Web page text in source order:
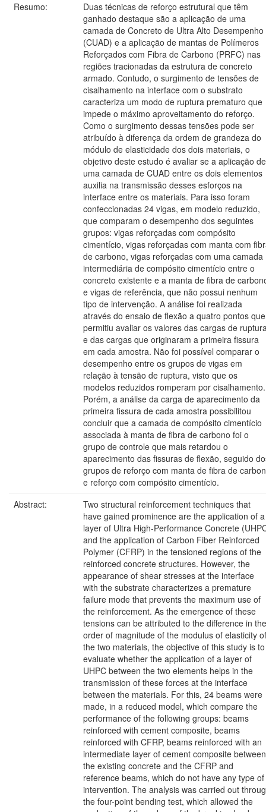
Resumo:
Duas técnicas de reforço estrutural que têm
ganhado destaque são a aplicação de uma
camada de Concreto de Ultra Alto Desempenho
(CUAD) e a aplicação de mantas de Polímeros
Reforçados com Fibra de Carbono (PRFC) nas
regiões tracionadas da estrutura de concreto
armado. Contudo, o surgimento de tensões de
cisalhamento na interface com o substrato
caracteriza um modo de ruptura prematuro que
impede o máximo aproveitamento do reforço.
Como o surgimento dessas tensões pode ser
atribuído à diferença da ordem de grandeza do
módulo de elasticidade dos dois materiais, o
objetivo deste estudo é avaliar se a aplicação de
uma camada de CUAD entre os dois elementos
auxilia na transmissão desses esforços na
interface entre os materiais. Para isso foram
confeccionadas 24 vigas, em modelo reduzido,
que comparam o desempenho dos seguintes
grupos: vigas reforçadas com compósito
cimentício, vigas reforçadas com manta com
de carbono, vigas reforçadas com uma camada
intermediária de compósito cimentício entre o
concreto existente e a manta de fibra de
e vigas de referência, que não possui nenhum
tipo de intervenção. A análise foi realizada
através do ensaio de flexão a quatro pontos que
permitiu avaliar os valores das cargas de
e das cargas que originaram a primeira fissura
em cada amostra. Não foi possível comparar o
desempenho entre os grupos de vigas em
relação à tensão de ruptura, visto que os
modelos reduzidos romperam por cisalhamento.
Porém, a análise da carga de aparecimento da
primeira fissura de cada amostra possibilitou
concluir que a camada de compósito cimentício
associada à manta de fibra de carbono foi o
grupo de controle que mais retardou o
aparecimento das fissuras de flexão, seguido
grupos de reforço com manta de fibra de
e reforço com compósito cimentício.
Abstract:
Two structural reinforcement techniques that
have gained prominence are the application of a
layer of Ultra High-Performance Concrete
and the application of Carbon Fiber Reinforced
Polymer (CFRP) in the tensioned regions of the
reinforced concrete structures. However, the
appearance of shear stresses at the interface
with the substrate characterizes a premature
failure mode that prevents the maximum use of
the reinforcement. As the emergence of these
tensions can be attributed to the difference in the
order of magnitude of the modulus of elasticity of
the two materials, the objective of this study is to
evaluate whether the application of a layer of
UHPC between the two elements helps in the
transmission of these forces at the interface
between the materials. For this, 24 beams were
made, in a reduced model, which compare the
performance of the following groups: beams
reinforced with cement composite, beams
reinforced with CFRP, beams reinforced with an
intermediate layer of cement composite between
the existing concrete and the CFRP and
reference beams, which do not have any type of
intervention. The analysis was carried out
the four-point bending test, which allowed the